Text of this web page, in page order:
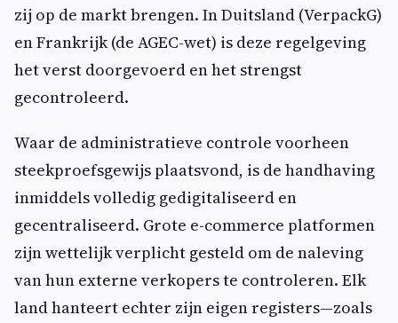
zij op de markt brengen. In Duitsland (VerpackG)
en Frankrijk (de AGEC-wet) is deze regelgeving
het verst doorgevoerd en het strengst
gecontroleerd.
Waar de administratieve controle voorheen
steekproefsgewijs plaatsvond, is de handhaving
inmiddels volledig gedigitaliseerd en
gecentraliseerd. Grote e-commerce platformen
zijn wettelijk verplicht gesteld om de naleving
van hun externe verkopers te controleren. Elk
land hanteert echter zijn eigen registers—zoals